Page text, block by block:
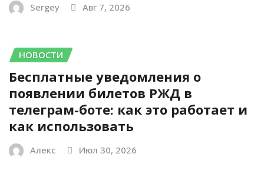
Sergey Авг 7, 2026
НОВОСТИ
Бесплатные уведомления о
появлении билетов РЖД в
телеграм-боте: как это работает и
как использовать
Алекс Июл 30, 2026